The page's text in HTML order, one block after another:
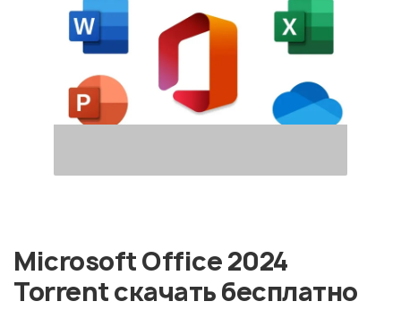
Microsoft Office 2024
Torrent скачать бесплатно